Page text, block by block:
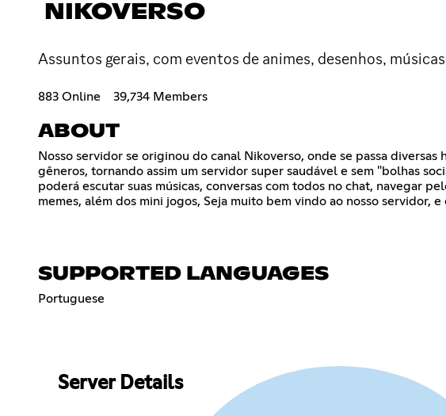
NIKOVERSO
Assuntos gerais, com eventos de animes, desenhos,
883 Online 39,734 Members
ABOUT
Nosso servidor se originou do canal Nikoverso, onde se passa
gêneros, tornando assim um servidor super saudável e sem "bolhas
poderá escutar suas músicas, conversas com todos no chat, navegar
memes, além dos mini jogos, Seja muito bem vindo ao nosso servidor,
SUPPORTED LANGUAGES
Portuguese
Server Details